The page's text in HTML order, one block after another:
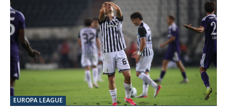
EUROPA LEAGUE